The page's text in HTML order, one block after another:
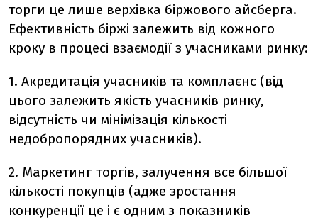
торги це лише верхівка біржового айсберга.
Ефективність біржі залежить від кожного
кроку в процесі взаємодії з учасниками ринку:
1. Акредитація учасників та комплаєнс (від
цього залежить якість учасників ринку,
відсутність чи мінімізація кількості
недобропорядних учасників).
2. Маркетинг торгів, залучення все більшої
кількості покупців (адже зростання
конкуренції це і є одним з показників